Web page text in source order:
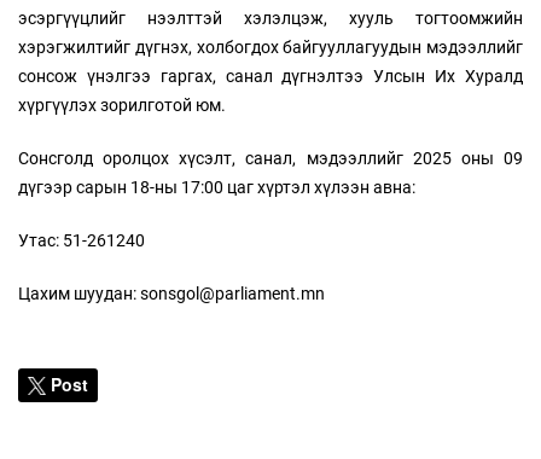
эсэргүүцлийг нээлттэй хэлэлцэж, хууль тогтоомжийн
хэрэгжилтийг дүгнэх, холбогдох байгууллагуудын мэдээллийг
сонсож үнэлгээ гаргах, санал дүгнэлтээ Улсын Их Хуралд
хүргүүлэх зорилготой юм.
Сонсголд оролцох хүсэлт, санал, мэдээллийг 2025 оны 09
дүгээр сарын 18-ны 17:00 цаг хүртэл хүлээн авна:
Утас: 51-261240
Цахим шуудан: sonsgol@parliament.mn
Post